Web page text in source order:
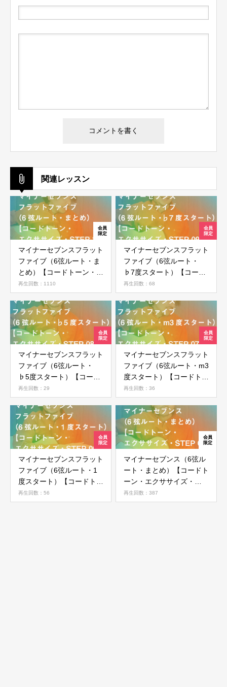
関連レッスン
マイナーセブンスフラット
ファイブ（6弦ルート・ま
とめ）【コードトーン・エ
クササイズ・STEP 10】
再生回数：1110
マイナーセブンスフラット
ファイブ（6弦ルート・
♭7度スタート）【コード
トーン・エクササイズ・
STEP 09】
再生回数：68
マイナーセブンスフラット
ファイブ（6弦ルート・
♭5度スタート）【コード
トーン・エクササイズ・
STEP 08】
再生回数：29
マイナーセブンスフラット
ファイブ（6弦ルート・m3
度スタート）【コードトー
ン・エクササイズ・STEP
07】
再生回数：36
マイナーセブンスフラット
ファイブ（6弦ルート・1
度スタート）【コードトー
ン・エクササイズ・STEP
06】
再生回数：56
マイナーセブンス（6弦ル
ート・まとめ）【コードト
ーン・エクササイズ・
STEP 05】
再生回数：387
ログイン
パスワードを忘れた場合
会員ではない方は会員登録してください
新規会員登録